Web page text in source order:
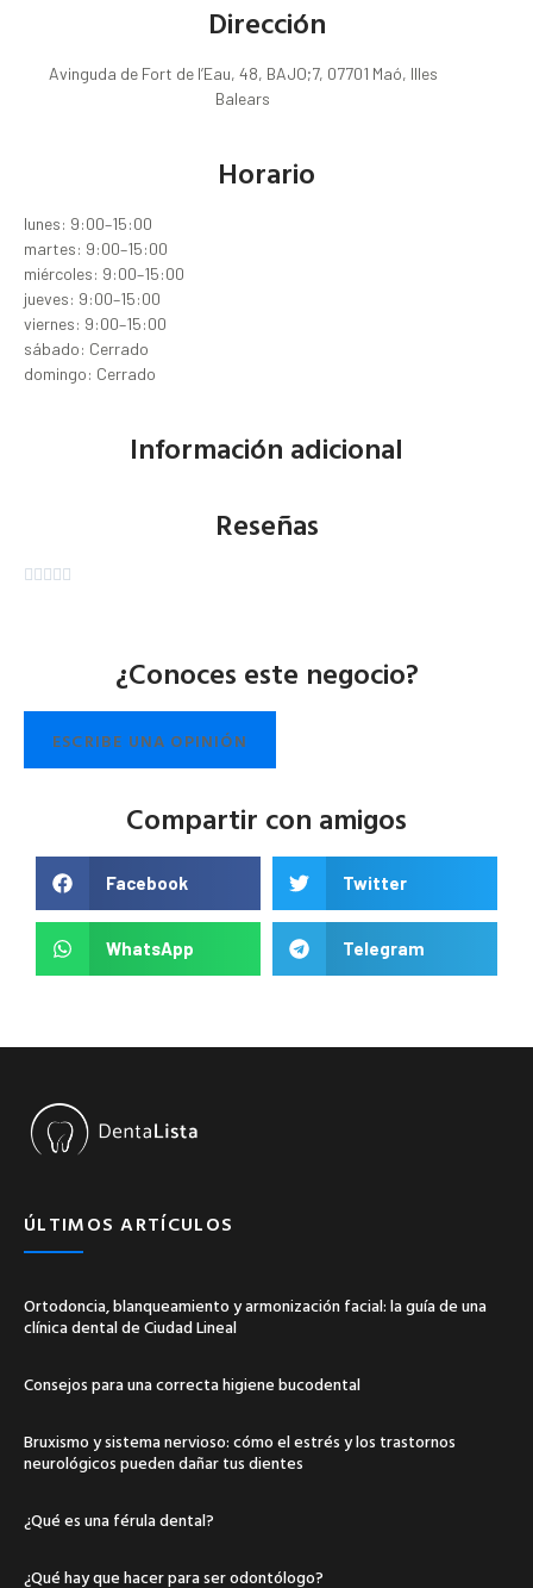
Dirección
Avinguda de Fort de l’Eau, 48, BAJO;7, 07701 Maó, Illes
Balears
Horario
lunes: 9:00–15:00
martes: 9:00–15:00
miércoles: 9:00–15:00
jueves: 9:00–15:00
viernes: 9:00–15:00
sábado: Cerrado
domingo: Cerrado
Información adicional
Reseñas
    
¿Conoces este negocio?
ESCRIBE UNA OPINIÓN
Compartir con amigos
Facebook Twitter
WhatsApp Telegram
ÚLTIMOS ARTÍCULOS
Ortodoncia, blanqueamiento y armonización facial: la guía de una
clínica dental de Ciudad Lineal
Consejos para una correcta higiene bucodental
Bruxismo y sistema nervioso: cómo el estrés y los trastornos
neurológicos pueden dañar tus dientes
¿Qué es una férula dental?
¿Qué hay que hacer para ser odontólogo?